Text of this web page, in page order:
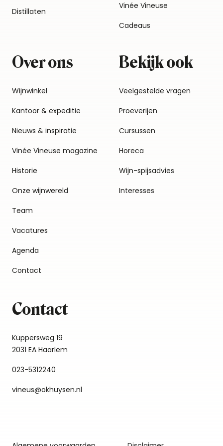
Distillaten
Vinée Vineuse
Cadeaus
Over ons
Wijnwinkel
Kantoor & expeditie
Nieuws & inspiratie
Vinée Vineuse magazine
Historie
Onze wijnwereld
Team
Vacatures
Agenda
Contact
Bekijk ook
Veelgestelde vragen
Proeverijen
Cursussen
Horeca
Wijn-spijsadvies
Interesses
Contact
Küppersweg 19
2031 EA Haarlem
023-5312240
vineus@okhuysen.nl